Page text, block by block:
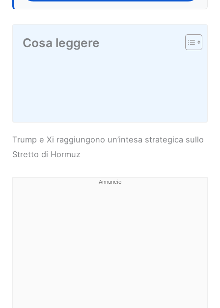
Cosa leggere
Trump e Xi raggiungono un’intesa strategica sullo
Stretto di Hormuz
Annuncio